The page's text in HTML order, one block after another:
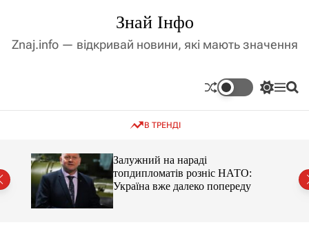
д
і
с
Знай Інфо
Znaj.info — відкривай новини, які мають значення
П
а
ч
М П
В ТРЕНДІ
Залужний на нараді
топдипломатів розніс НАТО:
Україна вже далеко попереду